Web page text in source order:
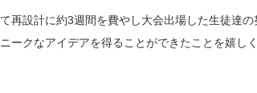
再設計に約3週間を費やし大会出場した生徒達
ークなアイデアを得ることができたことを嬉し